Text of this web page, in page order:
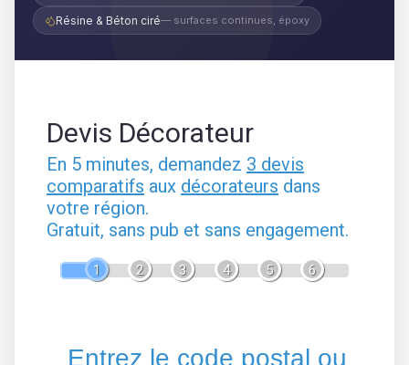
Résine & Béton ciré— surfaces continues, époxy
Devis Décorateur
En 5 minutes, demandez 3 devis
comparatifs aux décorateurs dans
votre région.
Gratuit, sans pub et sans engagement.
1 2 3 4 5 6
Entrez le code postal ou